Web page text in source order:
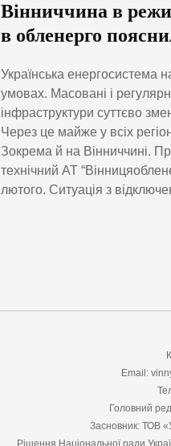
Вінниччина в
в обленерго
Українська енергосистема
умовах. Масовані і
інфраструктури суттєво
Через це майже у всіх
Зокрема й на Вінниччині.
технічний АТ
лютого. Ситуація з
Email:
Головний
Засновник: ТОВ